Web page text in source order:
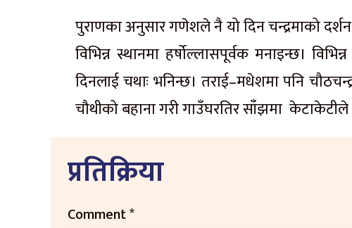
पुराणका अनुसार गणेशले नै यो दिन चन्द्रमाको
विभिन्न स्थानमा हर्षोल्लासपूर्वक मनाइन्छ।
दिनलाई चथाः भनिन्छ। तराई–मधेशमा पनि
चौथीको बहाना गरी गाउँघरतिर साँझमा
प्रतिक्रिया
Comment*